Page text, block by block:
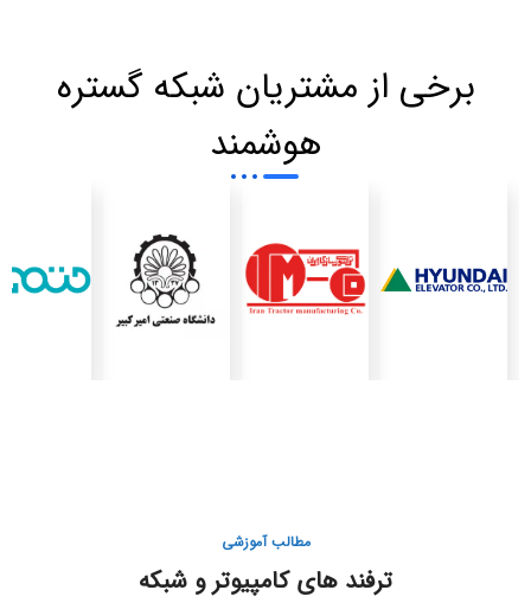
برخی از مشتریان شبکه گستره
هوشمند
مطالب آموزشی
ترفند های کامپیوتر و شبکه